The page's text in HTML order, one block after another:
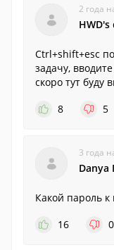
2 года
Ctrl+shift+esc
задачу,
скоро тут буду
8
5
3 года
Danya
Какой пароль к
16
0